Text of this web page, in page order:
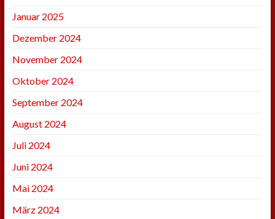
Januar 2025
Dezember 2024
November 2024
Oktober 2024
September 2024
August 2024
Juli 2024
Juni 2024
Mai 2024
März 2024